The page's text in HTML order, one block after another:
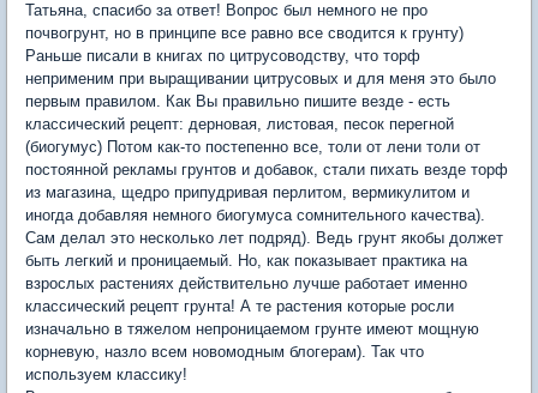
Татьяна, спасибо за ответ! Вопрос был немного не про
почвогрунт, но в принципе все равно все сводится к грунту)
Раньше писали в книгах по цитрусоводству, что торф
неприменим при выращивании цитрусовых и для меня это было
первым правилом. Как Вы правильно пишите везде - есть
классический рецепт: дерновая, листовая, песок перегной
(биогумус) Потом как-то постепенно все, толи от лени толи от
постоянной рекламы грунтов и добавок, стали пихать везде торф
из магазина, щедро припудривая перлитом, вермикулитом и
иногда добавляя немного биогумуса сомнительного качества).
Сам делал это несколько лет подряд). Ведь грунт якобы должет
быть легкий и проницаемый. Но, как показывает практика на
взрослых растениях действительно лучше работает именно
классический рецепт грунта! А те растения которые росли
изначально в тяжелом непроницаемом грунте имеют мощную
корневую, назло всем новомодным блогерам). Так что
используем классику!